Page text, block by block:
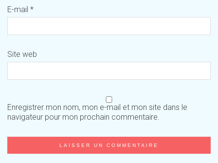
E-mail *
Site web
Enregistrer mon nom, mon e-mail et mon site dans le
navigateur pour mon prochain commentaire.